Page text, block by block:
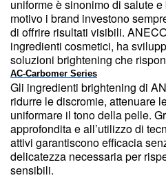
uniforme è sinonimo di salute
motivo i brand investono
di offrire risultati visibili.
ingredienti cosmetici, ha
soluzioni brightening che
AC-Carbomer Series
Gli ingredienti brightening di
ridurre le discromie, attenuare
uniformare il tono della pelle.
approfondita e all’utilizzo di
attivi garantiscono efficacia
delicatezza necessaria per
sensibili.